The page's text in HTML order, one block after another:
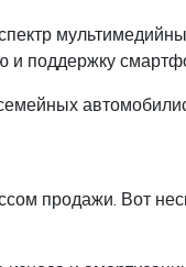
и поддержку
продажи. Вот